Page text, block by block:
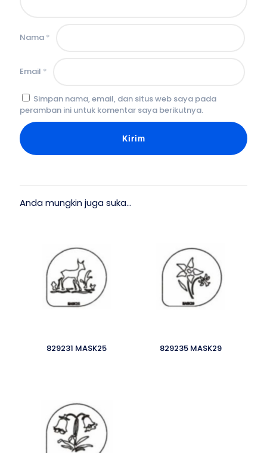
Nama *
Email *
Simpan nama, email, dan situs web saya pada
peramban ini untuk komentar saya berikutnya.
Anda mungkin juga suka…
829231 MASK25 829235 MASK29